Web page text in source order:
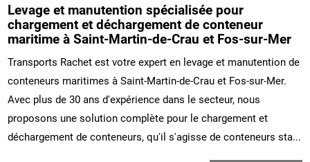
Levage et manutention spécialisée pour
chargement et déchargement de conteneur
maritime à Saint-Martin-de-Crau et Fos-sur-Mer
Transports Rachet est votre expert en levage et manutention de
conteneurs maritimes à Saint-Martin-de-Crau et Fos-sur-Mer.
Avec plus de 30 ans d'expérience dans le secteur, nous
proposons une solution complète pour le chargement et
déchargement de conteneurs, qu'il s'agisse de conteneurs sta...